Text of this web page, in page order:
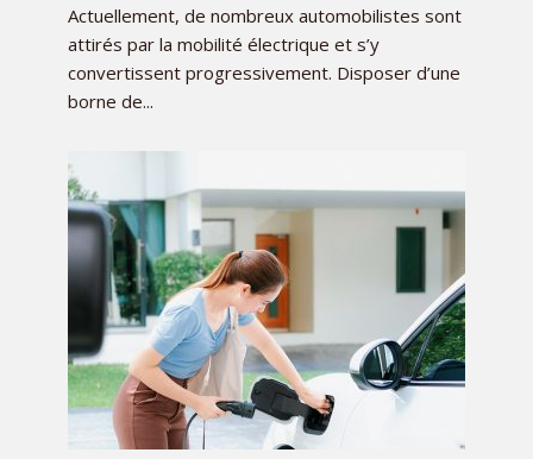
Actuellement, de nombreux automobilistes sont
attirés par la mobilité électrique et s’y
convertissent progressivement. Disposer d’une
borne de...